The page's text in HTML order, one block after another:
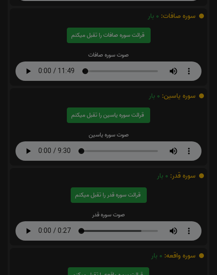
سوره صافات: 0 بار
قرائت سوره صافات را تقبل میکنم
صوت سوره صافات
سوره یاسین: 0 بار
قرائت سوره یاسین را تقبل میکنم
صوت سوره یاسین
سوره قدر: 0 بار
قرائت سوره قدر را تقبل میکنم
صوت سوره قدر
سوره واقعه: 0 بار